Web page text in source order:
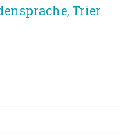
Trier